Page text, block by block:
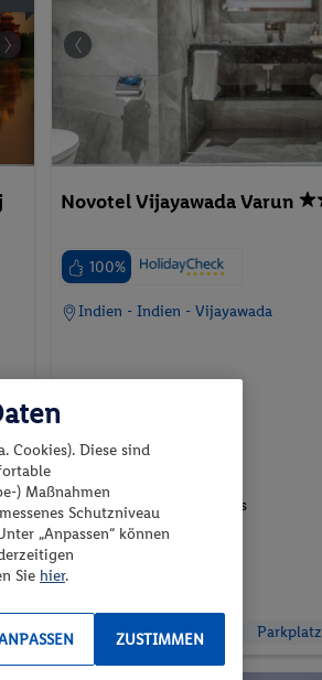
CHF
Novotel Vijayawada Varun
100%
Indien - Indien - Vijayawada
Superior Room - Twin Beds
(SPAR)
5 ★ Sterne Suite Parkplatz
Cookies). Diese sind
) Maßnahmen
Schutzniveau
„Anpassen“ können
Sie hier.
ZUSTIMMEN